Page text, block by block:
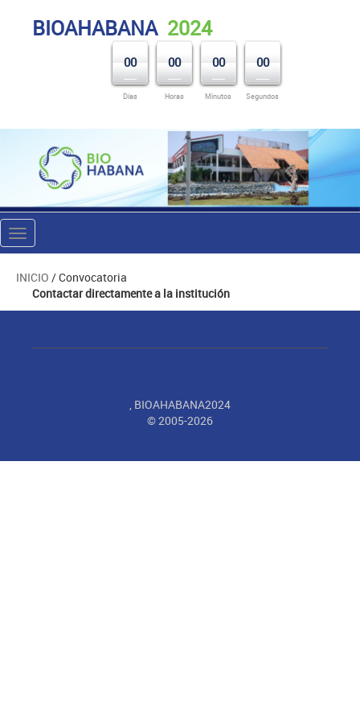
BIOAHABANA 2024
00
Días
00
Horas
00
Minutos
00
Segundos
Toggle
navigation
INICIO / Convocatoria
Contactar directamente a la institución
, BIOAHABANA2024
© 2005-2026